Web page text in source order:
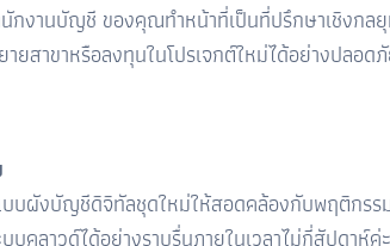
านบัญชี ของคุณทำหน้าที่เป็นที่ปรึกษาเชิงกล
สาขาหรือลงทุนในโปรเจกต์ใหม่ได้อย่างปลอ
บผังบัญชีดิจิทัลชุดใหม่ให้สอดคล้องกับพฤติกรร
คลาวด์ได้อย่างราบรื่นภายในเวลาไม่กี่สัปดาห์ค่ะ